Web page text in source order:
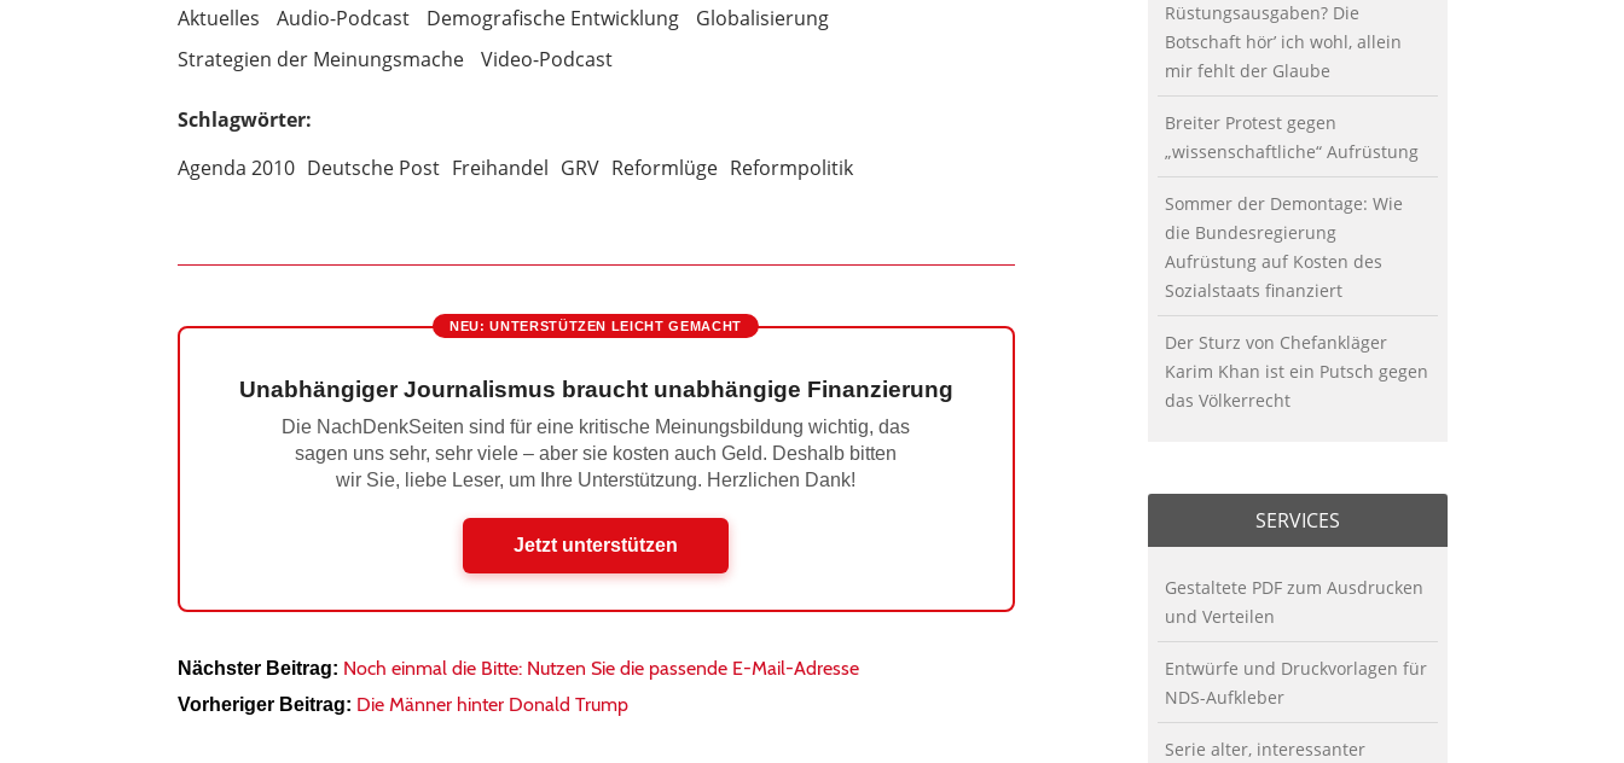
Aktuelles
Audio-Podcast Demografische Entwicklung
Globalisierung
Strategien der Meinungsmache
Video-Podcast
Schlagwörter:
Agenda 2010 Deutsche Post Freihandel GRV Reformlüge Reformpolitik
NEU: UNTERSTÜTZEN LEICHT GEMACHT
Unabhängiger Journalismus braucht unabhängige Finanzierung
Die NachDenkSeiten sind für eine kritische Meinungsbildung wichtig, das
sagen uns sehr, sehr viele – aber sie kosten auch Geld. Deshalb bitten
wir Sie, liebe Leser, um Ihre Unterstützung. Herzlichen Dank!
Jetzt unterstützen
Nächster Beitrag: Noch einmal die Bitte: Nutzen Sie die passende E-Mail-Adresse
Vorheriger Beitrag: Die Männer hinter Donald Trump
Rüstungsausgaben? Die
Botschaft hör’ ich wohl, allein
mir fehlt der Glaube
Breiter Protest gegen
„wissenschaftliche“ Aufrüstung
Sommer der Demontage: Wie
die Bundesregierung
Aufrüstung auf Kosten des
Sozialstaats finanziert
Der Sturz von Chefankläger
Karim Khan ist ein Putsch gegen
das Völkerrecht
SERVICES
Gestaltete PDF zum Ausdrucken
und Verteilen
Entwürfe und Druckvorlagen für
NDS-Aufkleber
Serie alter, interessanter